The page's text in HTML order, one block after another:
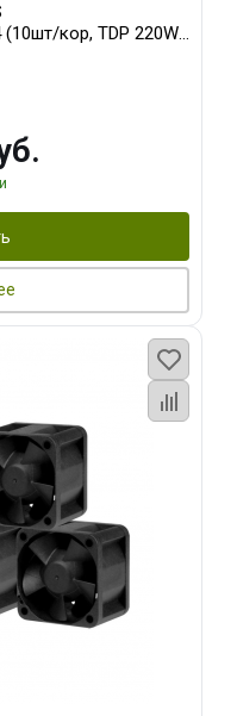
кор, TDP 220W,
FAN 120mm)